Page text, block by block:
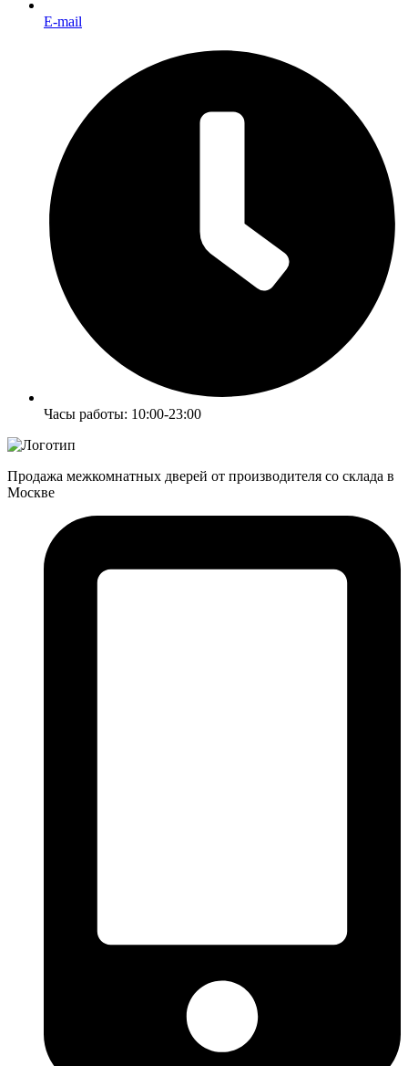
E-mail
Часы работы: 10:00-23:00
Продажа межкомнатных дверей от производителя со склада в
Москве